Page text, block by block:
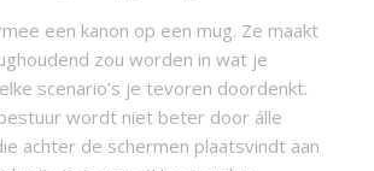
een kanon op een mug. Ze maakt
zou worden in wat je
scenario’s je tevoren doordenkt.
wordt niet beter door álle
achter de schermen plaatsvindt aan